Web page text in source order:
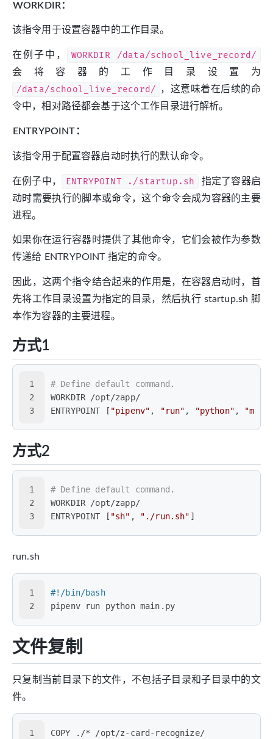
WORKDIR：
该指令用于设置容器中的工作目录。
在例子中， WORKDIR /data/school_live_record/
会将容器的工作目录设置为
/data/school_live_record/
，这意味着在后续的命
令中，相对路径都会基于这个工作目录进行解析。
ENTRYPOINT：
该指令用于配置容器启动时执行的默认命令。
在例子中， ENTRYPOINT ./startup.sh
指定了容器启
动时需要执行的脚本或命令，这个命令会成为容器的主要
进程。
如果你在运行容器时提供了其他命令，它们会被作为参数
传递给 ENTRYPOINT 指定的命令。
因此，这两个指令结合起来的作用是，在容器启动时，首
先将工作目录设置为指定的目录，然后执行 startup.sh 脚
本作为容器的主要进程。
方式1
1
2
3
# Define default command.
WORKDIR /opt/zapp/
ENTRYPOINT [ "pipenv" , "run" , "python" ,
方式2
1
2
3
# Define default command.
WORKDIR /opt/zapp/
ENTRYPOINT [ "sh" , "./run.sh" ]
run.sh
1
2
#!/bin/bash
pipenv run python main.py
文件复制
只复制当前目录下的文件，不包括子目录和子目录中的文
件。
1 COPY ./* /opt/z-card-recognize/